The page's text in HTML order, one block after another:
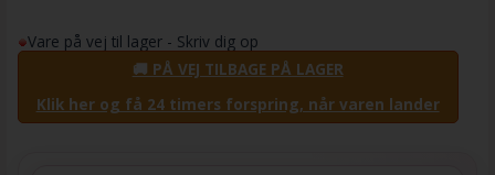
Vare på vej til lager - Skriv dig op
🚚 PÅ VEJ TILBAGE PÅ LAGER
Klik her og få 24 timers forspring, når varen lander